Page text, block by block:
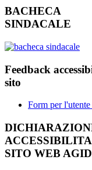
BACHECA
SINDACALE
Feedback
sito
Form per l'utente
SITO WEB AGID